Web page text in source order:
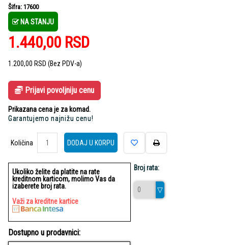
Šifra: 17600
NA STANJU
1.440,00 RSD
1.200,00 RSD (Bez PDV-a)
Prijavi povoljniju cenu
Prikazana cena je za komad.
Garantujemo najnižu cenu!
Količina
Količina
DODAJ U KORPU
Ukoliko želite da platite na rate
kreditnom karticom, molimo Vas da
izaberete broj rata.
Važi za kreditne kartice
Broj rata:
Dostupno u prodavnici: